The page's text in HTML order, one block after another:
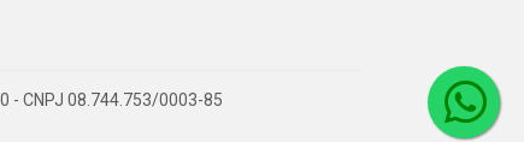
- CNPJ 08.744.753/0003-85